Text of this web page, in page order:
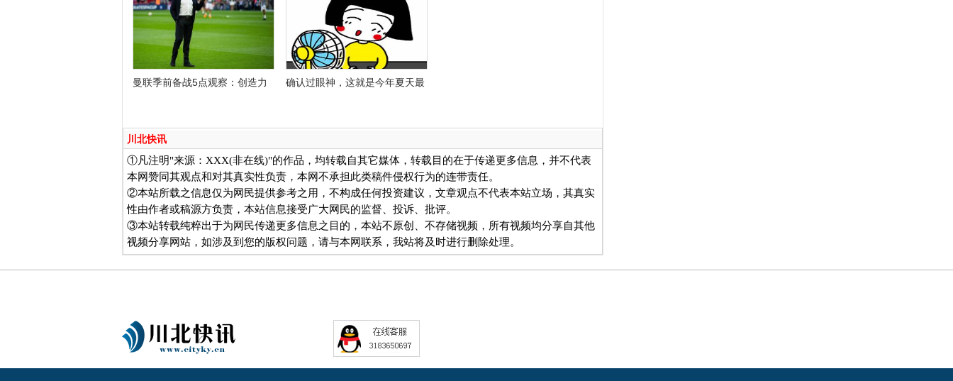
曼联季前备战5点观察：创造力 确认过眼神，这就是今年夏天最
川北快讯
①凡注明"来源：XXX(非在线)"的作品，均转载自其它媒体，转载目的在于传递更多信息，并不代表
本网赞同其观点和对其真实性负责，本网不承担此类稿件侵权行为的连带责任。
②本站所载之信息仅为网民提供参考之用，不构成任何投资建议，文章观点不代表本站立场，其真实
性由作者或稿源方负责，本站信息接受广大网民的监督、投诉、批评。
③本站转载纯粹出于为网民传递更多信息之目的，本站不原创、不存储视频，所有视频均分享自其他
视频分享网站，如涉及到您的版权问题，请与本网联系，我站将及时进行删除处理。